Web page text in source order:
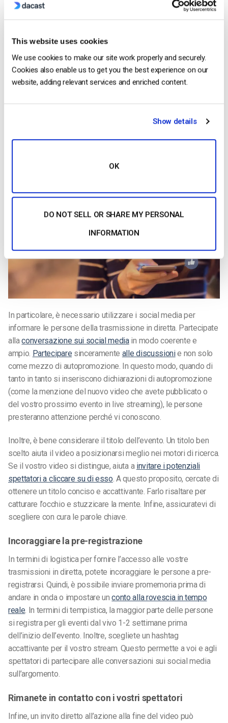
This website uses cookies
We use cookies to make our site work properly and securely.
Cookies also enable us to get you the best experience on our
website, adding relevant services and enriched content.
Show details
OK
DO NOT SELL OR SHARE MY PERSONAL
INFORMATION
tutti i flussi live siano registrati con la migliore qualità
5. Promuovete i vostri contenuti prima, durante e
dopo le trasmissioni in diretta.
Prima di trasmettere il vostro evento in diretta
, dovete
pubblicazione di post sul vostro blog, sui social media e su
possibile.
In particolare, è necessario utilizzare i social media per
informare le persone della trasmissione in diretta. Partecipate
allaconversazione sui social mediain modo coerente e
ampio. Partecipare sinceramente alle discussionie non solo
come mezzo di autopromozione. In questo modo, quando di
tanto in tanto si inseriscono dichiarazioni di autopromozione
(come la menzione del nuovo video che avete pubblicato o
del vostro prossimo evento in live streaming), le persone
presteranno attenzione perché vi conoscono.
Inoltre, è bene considerare il titolo dell’evento. Un titolo ben
scelto aiuta il video a posizionarsi meglio nei motori di ricerca.
Se il vostro video si distingue, aiuta a invitare i potenziali
spettatori a cliccare su di esso. A questo proposito, cercate di
ottenere un titolo conciso e accattivante. Farlo risaltare per
catturare l’occhio e stuzzicare la mente. Infine, assicuratevi di
scegliere con cura le parole chiave.
Incoraggiare la pre-registrazione
In termini di logistica per fornire l’accesso alle vostre
trasmissioni in diretta, potete incoraggiare le persone a pre-
registrarsi. Quindi, è possibile inviare promemoria prima di
andare in onda o impostare unconto alla rovescia in tempo
reale. In termini di tempistica, la maggior parte delle persone
si registra per gli eventi dal vivo 1-2 settimane prima
dell’inizio dell’evento. Inoltre, scegliete un hashtag
accattivante per il vostro stream. Questo permette a voi e agli
spettatori di partecipare alle conversazioni sui social media
sull’argomento.
Rimanete in contatto con i vostri spettatori
Infine, un invito diretto all’azione alla fine del video può